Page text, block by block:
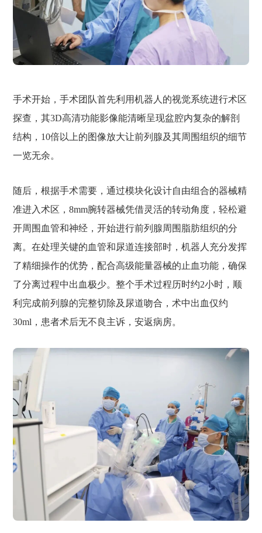
手术开始，手术团队首先利用机器人的视觉系统进行术区
探查，其3D高清功能影像能清晰呈现盆腔内复杂的解剖
结构，10倍以上的图像放大让前列腺及其周围组织的细节
一览无余。
随后，根据手术需要，通过模块化设计自由组合的器械精
准进入术区，8mm腕转器械凭借灵活的转动角度，轻松避
开周围血管和神经，开始进行前列腺周围脂肪组织的分
离。在处理关键的血管和尿道连接部时，机器人充分发挥
了精细操作的优势，配合高级能量器械的止血功能，确保
了分离过程中出血极少。整个手术过程历时约2小时，顺
利完成前列腺的完整切除及尿道吻合，术中出血仅约
30ml，患者术后无不良主诉，安返病房。